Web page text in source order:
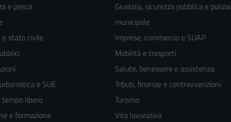
e pesca
e stato civile
e SUE
libero
e formazione
Giustizia, sicurezza pubblica e polizia
municipale
Imprese, commercio e SUAP
Mobilità e trasporti
Salute, benessere e assistenza
Tributi, finanze e contravvenzioni
Turismo
Vita lavorativa